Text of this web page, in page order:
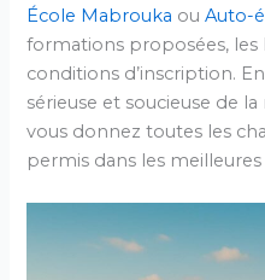
École Mabrouka ouAuto-
formations proposées, les
conditions d’inscription.
sérieuse et soucieuse de
vous donnez toutes les
permis dans les